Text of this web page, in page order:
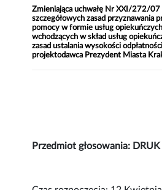
Zmieniająca uchwałę Nr XXI/272/
szczegółowych zasad przyznawania
pomocy w formie usług
wchodzących w skład usług
zasad ustalania wysokości
projektodawca Prezydent Miasta
Przedmiot głosowania: